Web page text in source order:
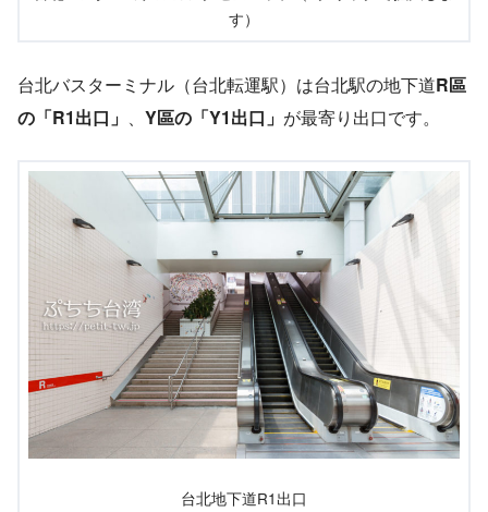
す）
台北バスターミナル（台北転運駅）は台北駅の地下道R區
の「R1出口」 、 Y區の「Y1出口」 が最寄り出口です。
台北地下道R1出口